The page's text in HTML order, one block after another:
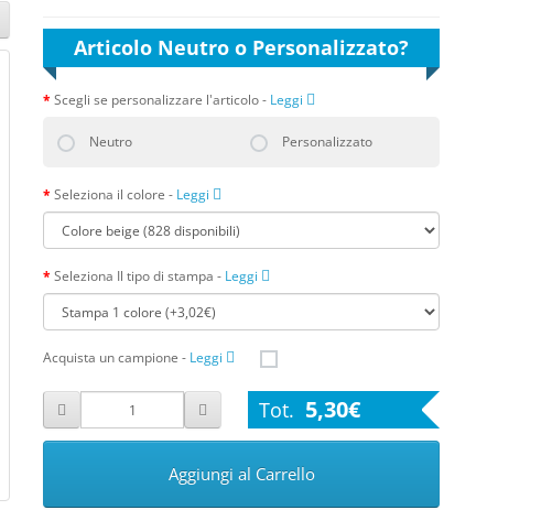
Articolo Neutro o Personalizzato?
Scegli se personalizzare l'articolo- Leggi
Neutro Personalizzato
Seleziona il colore - Leggi
Seleziona Il tipo di stampa - Leggi
Acquista un campione - Leggi
5,30€
Aggiungi al Carrello